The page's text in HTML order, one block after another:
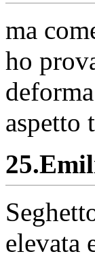
ma
ho
aspetto
25.
elevata